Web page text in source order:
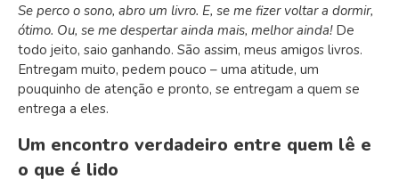
Se perco o sono, abro um livro. E, se me fizer voltar a dormir,
ótimo. Ou, se me despertar ainda mais, melhor ainda!De
todo jeito, saio ganhando. São assim, meus amigos livros.
Entregam muito, pedem pouco – uma atitude, um
pouquinho de atenção e pronto, se entregam a quem se
entrega a eles.
Um encontro verdadeiro entre quem lê e
o que é lido